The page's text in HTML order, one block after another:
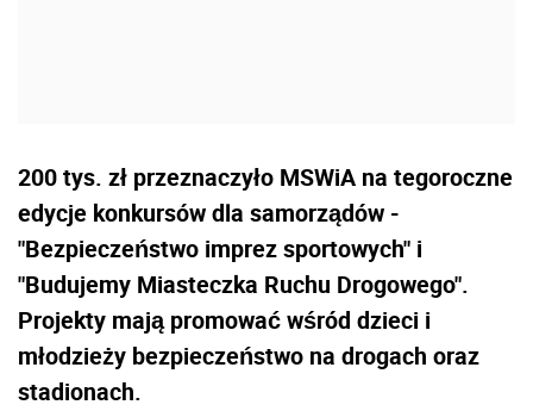
200 tys. zł przeznaczyło MSWiA na tegoroczne
edycje konkursów dla samorządów -
"Bezpieczeństwo imprez sportowych" i
"Budujemy Miasteczka Ruchu Drogowego".
Projekty mają promować wśród dzieci i
młodzieży bezpieczeństwo na drogach oraz
stadionach.